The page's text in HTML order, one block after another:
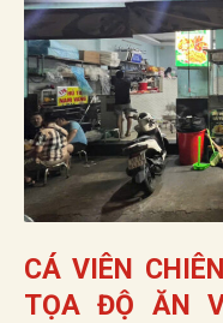
CÁ VIÊN
TỌA ĐỘ ĂN